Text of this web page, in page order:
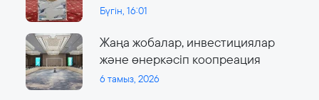
Бүгін, 16:01
Жаңа жобалар, инвестициялар
және өнеркәсіп коопреация
6 тамыз, 2026